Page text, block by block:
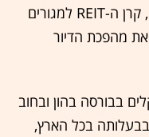
הנדל"ן למגורים המקומי היא מגוריט, קרן ה-REIT למגורים
את מהפכת הדיור
בבורסה בהון ובחוב
ל-2,500 דירות בבעלותה בכל הארץ,